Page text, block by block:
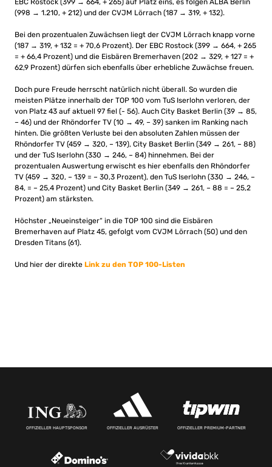
EBC Rostock (399 → 664, + 265) auf Platz eins, es folgen ALBA Berlin
(998 → 1.210, + 212) und der CVJM Lörrach (187 → 319, + 132).
Bei den prozentualen Zuwächsen liegt der CVJM Lörrach knapp vorne
(187 → 319, + 132 = + 70,6 Prozent). Der EBC Rostock (399 → 664, + 265
= + 66,4 Prozent) und die Eisbären Bremerhaven (202 → 329, + 127 = +
62,9 Prozent) dürfen sich ebenfalls über erhebliche Zuwächse freuen.
Doch pure Freude herrscht natürlich nicht überall. So wurden die
meisten Plätze innerhalb der TOP 100 vom TuS Iserlohn verloren, der
von Platz 43 auf aktuell 97 fiel (- 56). Auch City Basket Berlin (39 → 85,
– 46) und der Rhöndorfer TV (10 → 49, – 39) sanken im Ranking nach
hinten. Die größten Verluste bei den absoluten Zahlen müssen der
Rhöndorfer TV (459 → 320, – 139), City Basket Berlin (349 → 261, – 88)
und der TuS Iserlohn (330 → 246, – 84) hinnehmen. Bei der
prozentualen Auswertung erwischt es hier ebenfalls den Rhöndorfer
TV (459 → 320, – 139 = – 30,3 Prozent), den TuS Iserlohn (330 → 246, –
84, = – 25,4 Prozent) und City Basket Berlin (349 → 261, – 88 = – 25,2
Prozent) am stärksten.
Höchster „Neueinsteiger“ in die TOP 100 sind die Eisbären
Bremerhaven auf Platz 45, gefolgt vom CVJM Lörrach (50) und den
Dresden Titans (61).
Und hier der direkte Link zu den TOP 100-Listen
OFFIZIELLER HAUPTSPONSOR OFFIZIELLER AUSRÜSTER OFFIZIELLER PREMIUM-PARTNER